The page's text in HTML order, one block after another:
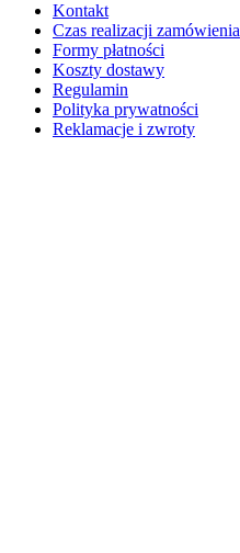
Kontakt
Czas realizacji zamówienia
Formy płatności
Koszty dostawy
Regulamin
Polityka prywatności
Reklamacje i zwroty